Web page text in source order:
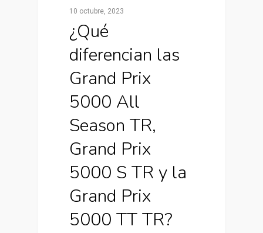
10 octubre, 2023
¿Qué
diferencian las
Grand Prix
5000 All
Season TR,
Grand Prix
5000 S TR y la
Grand Prix
5000 TT TR?